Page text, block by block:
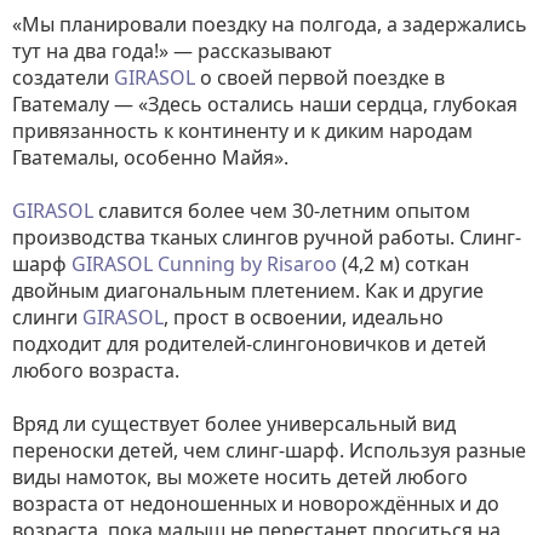
«Мы планировали поездку на полгода, а задержались
тут на два года!» — рассказывают
создатели GIRASOL о своей первой поездке в
Гватемалу — «Здесь остались наши сердца, глубокая
привязанность к континенту и к диким народам
Гватемалы, особенно Майя».
GIRASOL славится более чем 30-летним опытом
производства тканых слингов ручной работы. Слинг-
шарф GIRASOL Cunning by Risaroo (4,2 м) соткан
двойным диагональным плетением. Как и другие
слинги GIRASOL, прост в освоении, идеально
подходит для родителей-слингоновичков и детей
любого возраста.
Вряд ли существует более универсальный вид
переноски детей, чем слинг-шарф. Используя разные
виды намоток, вы можете носить детей любого
возраста от недоношенных и новорождённых и до